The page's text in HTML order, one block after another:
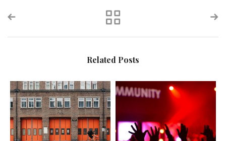
Related Posts